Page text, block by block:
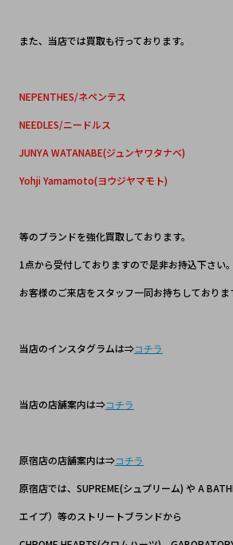
また、当店では買取も行っております。
NEPENTHES/ネペンテス
NEEDLES/ニードルス
JUNYA WATANABE(ジュンヤワタナベ)
Yohji Yamamoto(ヨウジヤマモト)
等のブランドを強化買取しております。
1点から受付しておりますので是非お持込下さい。
お客様のご来店をスタッフ一同お持ちしておりま
当店のインスタグラムは⇒コチラ
当店の店舗案内は⇒コチラ
原宿店の店舗案内は⇒コチラ
原宿店では、SUPREME(シュプリーム) や A
エイプ）等のストリートブランドから